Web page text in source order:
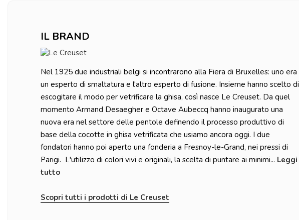
IL BRAND
Nel 1925 due industriali belgi si incontrarono alla Fiera di Bruxelles: uno era
un esperto di smaltatura e l'altro esperto di fusione. Insieme hanno scelto di
escogitare il modo per vetrificare la ghisa, così nasce Le Creuset. Da quel
momento Armand Desaegher e Octave Aubeccq hanno inaugurato una
nuova era nel settore delle pentole definendo il processo produttivo di
base della cocotte in ghisa vetrificata che usiamo ancora oggi. I due
fondatori hanno poi aperto una fonderia a Fresnoy-le-Grand, nei pressi di
Parigi. L'utilizzo di colori vivi e originali, la scelta di puntare ai minimi... Leggi
tutto
Scopri tutti i prodotti di Le Creuset